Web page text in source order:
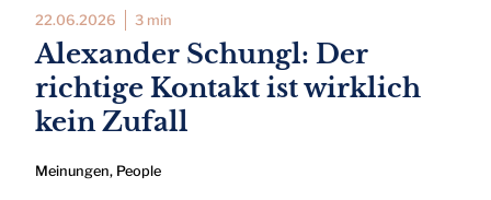
22.06.2026 3 min
Alexander Schungl: Der
richtige Kontakt ist wirklich
kein Zufall
Meinungen, People